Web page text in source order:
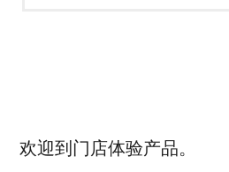
欢迎到门店体验产品。